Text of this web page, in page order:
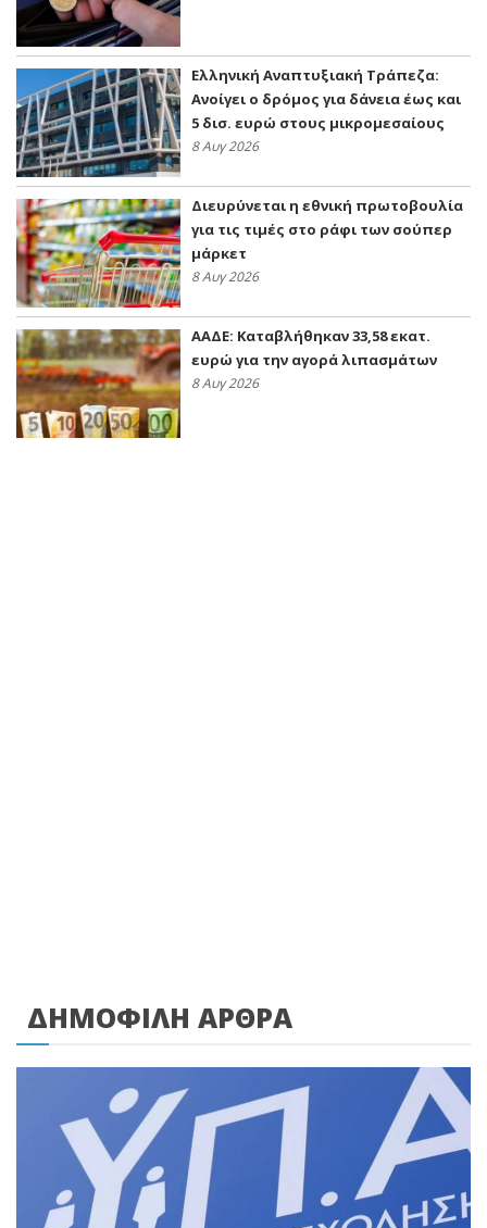
Ελληνική Αναπτυξιακή Τράπεζα:
Ανοίγει ο δρόμος για δάνεια έως και
5 δισ. ευρώ στους μικρομεσαίους
8 Αυγ 2026
Διευρύνεται η εθνική πρωτοβουλία
για τις τιμές στο ράφι των σούπερ
μάρκετ
8 Αυγ 2026
ΑΑΔΕ: Kαταβλήθηκαν 33,58 εκατ.
ευρώ για την αγορά λιπασμάτων
8 Αυγ 2026
ΔΗΜΟΦΙΛΗ ΑΡΘΡΑ